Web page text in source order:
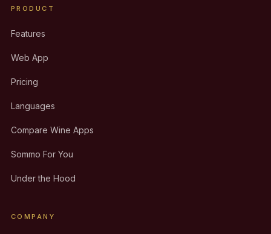
PRODUCT
Features
Web App
Pricing
Languages
Compare Wine Apps
Sommo For You
Under the Hood
COMPANY